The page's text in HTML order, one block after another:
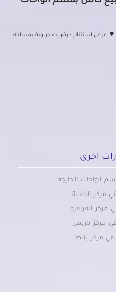
🌳 عرض استثنائي:أرض صحراوية بمساحه
اخرى
الواحات الخارجة
مركز الداخلة
مركز الفرافرة
مركز باريس
في مركز بلاط